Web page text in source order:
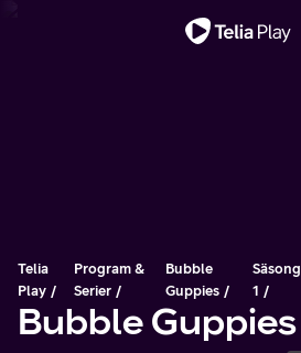
Telia
Play
Program &
Serier
Bubble
Guppies
Säsong
1
Bubble Guppies